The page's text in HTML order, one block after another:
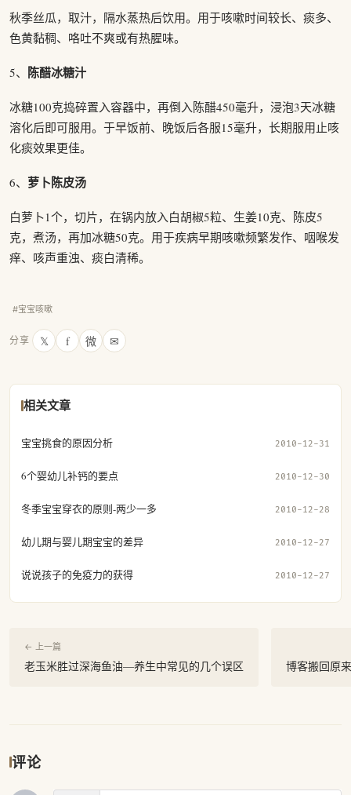
秋季丝瓜，取汁，隔水蒸热后饮用。用于咳嗽时间较长、痰多、
色黄黏稠、咯吐不爽或有热腥味。
5、 陈醋冰糖汁
冰糖100克捣碎置入容器中，再倒入陈醋450毫升，浸泡3天冰糖
溶化后即可服用。于早饭前、晚饭后各服15毫升，长期服用止咳
化痰效果更佳。
6、 萝卜陈皮汤
白萝卜1个，切片，在锅内放入白胡椒5粒、生姜10克、陈皮5
克，煮汤，再加冰糖50克。用于疾病早期咳嗽频繁发作、咽喉发
痒、咳声重浊、痰白清稀。
#宝宝咳嗽
分享 𝕏 f 微 ✉
相关文章
宝宝挑食的原因分析 2010-12-31
6个婴幼儿补钙的要点 2010-12-30
冬季宝宝穿衣的原则-两少一多 2010-12-28
幼儿期与婴儿期宝宝的差异 2010-12-27
说说孩子的免疫力的获得 2010-12-27
← 上一篇
老玉米胜过深海鱼油—养生中常见的几个误区 博客搬回原
评论